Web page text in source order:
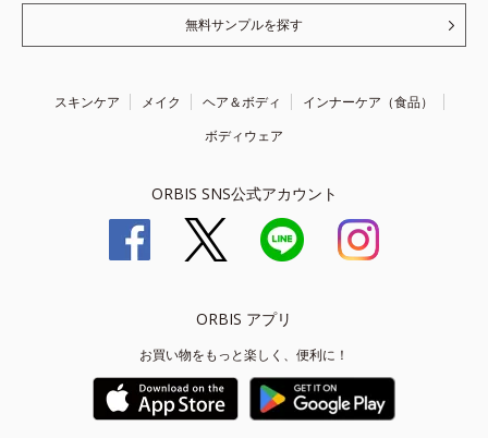
無料サンプルを探す
スキンケア メイク ヘア＆ボディ
インナーケア（食品）
ボディウェア
ORBIS SNS公式アカウント
ORBIS アプリ
お買い物をもっと楽しく、便利に！